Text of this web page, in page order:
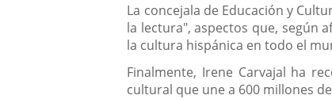
La concejala de Educación y
la lectura", aspectos que, según
la cultura hispánica en todo el
Finalmente, Irene Carvajal ha
cultural que une a 600 millones